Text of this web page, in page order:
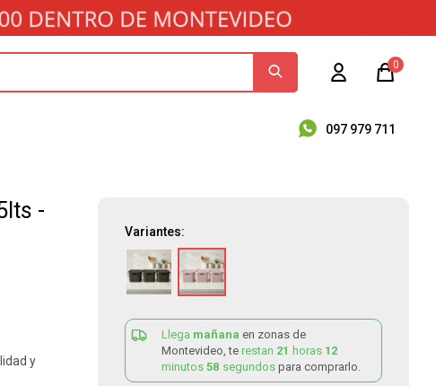
097 979 711
0
-
y
Variantes:
Llega mañana en zonas de
Montevideo, te restan 21 horas 12
minutos 58 segundos para comprarlo.